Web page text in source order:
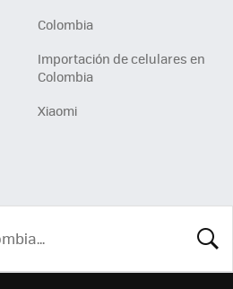
Colombia
Importación de celulares en
Colombia
Xiaomi